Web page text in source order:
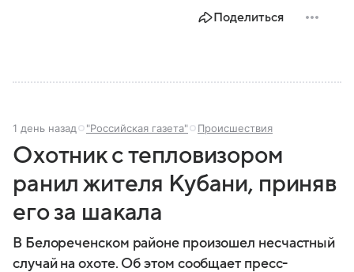
Поделиться
1 день назад "Российская газета" Происшествия
Охотник с тепловизором
ранил жителя Кубани, приняв
его за шакала
В Белореченском районе произошел несчастный
случай на охоте. Об этом сообщает пресс-